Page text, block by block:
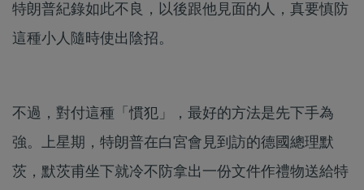
特朗普紀錄如此不良，以後跟他見面的人，真要慎防
這種小人隨時使出陰招。
不過，對付這種「慣犯」，最好的方法是先下手為
強。上星期，特朗普在白宮會見到訪的德國總理默
茨，默茨甫坐下就冷不防拿出一份文件作禮物送給特